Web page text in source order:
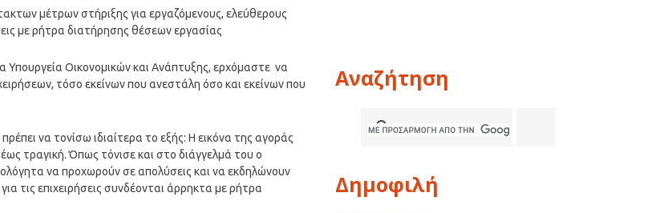
μέτρων στήριξης για εργαζόμενους, ελεύθερους
με ρήτρα διατήρησης θέσεων εργασίας
Υπουργεία Οικονομικών και Ανάπτυξης, ερχόμαστε να
τόσο εκείνων που ανεστάλη όσο και εκείνων που
να τονίσω ιδιαίτερα το εξής: Η εικόνα της αγοράς
τραγική. Όπως τόνισε και στο διάγγελμά του ο
να προχωρούν σε απολύσεις και να εκδηλώνουν
τις επιχειρήσεις συνδέονται άρρηκτα με ρήτρα
Αναζήτηση
Δημοφιλή